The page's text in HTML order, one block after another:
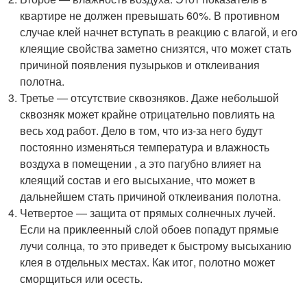
квартире не должен превышать 60%. В противном
случае клей начнет вступать в реакцию с влагой, и его
клеящие свойства заметно снизятся, что может стать
причиной появления пузырьков и отклеивания
полотна.
Третье — отсутствие сквозняков. Даже небольшой
сквозняк может крайне отрицательно повлиять на
весь ход работ. Дело в том, что из-за него будут
постоянно изменяться температура и влажность
воздуха в помещении , а это пагубно влияет на
клеящий состав и его высыхание, что может в
дальнейшем стать причиной отклеивания полотна.
Четвертое — защита от прямых солнечных лучей.
Если на приклеенный слой обоев попадут прямые
лучи солнца, то это приведет к быстрому высыханию
клея в отдельных местах. Как итог, полотно может
сморщиться или осесть.